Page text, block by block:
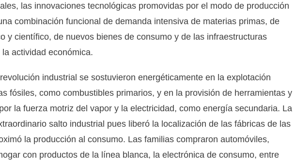
las innovaciones tecnológicas promovidas por el modo de producción
combinación funcional de demanda intensiva de materias primas, de
y científico, de nuevos bienes de consumo y de las infraestructuras
actividad económica.
industrial se sostuvieron energéticamente en la explotación
fósiles, como combustibles primarios, y en la provisión de herramientas y
la fuerza motriz del vapor y la electricidad, como energía secundaria. La
salto industrial pues liberó la localización de las fábricas de las
la producción al consumo. Las familias compraron automóviles,
con productos de la línea blanca, la electrónica de consumo, entre